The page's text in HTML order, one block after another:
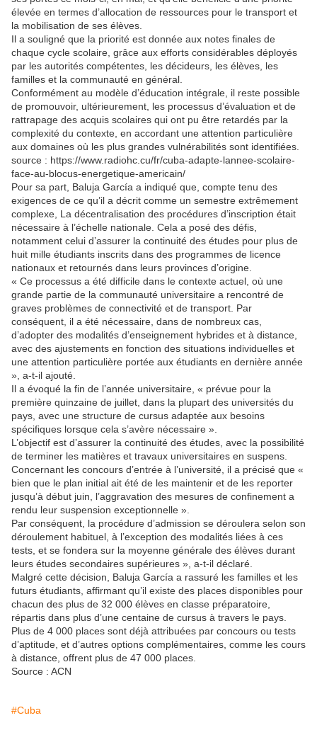
élevée en termes d’allocation de ressources pour le transport et
la mobilisation de ses élèves.
Il a souligné que la priorité est donnée aux notes finales de
chaque cycle scolaire, grâce aux efforts considérables déployés
par les autorités compétentes, les décideurs, les élèves, les
familles et la communauté en général.
Conformément au modèle d’éducation intégrale, il reste possible
de promouvoir, ultérieurement, les processus d’évaluation et de
rattrapage des acquis scolaires qui ont pu être retardés par la
complexité du contexte, en accordant une attention particulière
aux domaines où les plus grandes vulnérabilités sont identifiées.
source : https://www.radiohc.cu/fr/cuba-adapte-lannee-scolaire-
face-au-blocus-energetique-americain/
Pour sa part, Baluja García a indiqué que, compte tenu des
exigences de ce qu’il a décrit comme un semestre extrêmement
complexe, La décentralisation des procédures d’inscription était
nécessaire à l’échelle nationale. Cela a posé des défis,
notamment celui d’assurer la continuité des études pour plus de
huit mille étudiants inscrits dans des programmes de licence
nationaux et retournés dans leurs provinces d’origine.
« Ce processus a été difficile dans le contexte actuel, où une
grande partie de la communauté universitaire a rencontré de
graves problèmes de connectivité et de transport. Par
conséquent, il a été nécessaire, dans de nombreux cas,
d’adopter des modalités d’enseignement hybrides et à distance,
avec des ajustements en fonction des situations individuelles et
une attention particulière portée aux étudiants en dernière année
», a-t-il ajouté.
Il a évoqué la fin de l’année universitaire, « prévue pour la
première quinzaine de juillet, dans la plupart des universités du
pays, avec une structure de cursus adaptée aux besoins
spécifiques lorsque cela s’avère nécessaire ».
L’objectif est d’assurer la continuité des études, avec la possibilité
de terminer les matières et travaux universitaires en suspens.
Concernant les concours d’entrée à l’université, il a précisé que «
bien que le plan initial ait été de les maintenir et de les reporter
jusqu’à début juin, l’aggravation des mesures de confinement a
rendu leur suspension exceptionnelle ».
Par conséquent, la procédure d’admission se déroulera selon son
déroulement habituel, à l’exception des modalités liées à ces
tests, et se fondera sur la moyenne générale des élèves durant
leurs études secondaires supérieures », a-t-il déclaré.
Malgré cette décision, Baluja García a rassuré les familles et les
futurs étudiants, affirmant qu’il existe des places disponibles pour
chacun des plus de 32 000 élèves en classe préparatoire,
répartis dans plus d’une centaine de cursus à travers le pays.
Plus de 4 000 places sont déjà attribuées par concours ou tests
d’aptitude, et d’autres options complémentaires, comme les cours
à distance, offrent plus de 47 000 places.
Source : ACN
#Cuba